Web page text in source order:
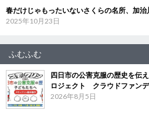
春だけじゃもったいないさくらの名所、加治
2025年10月23日
ふむふむ
四日市の公害克服の歴史を伝
ロジェクト クラウドファン
2026年8月5日